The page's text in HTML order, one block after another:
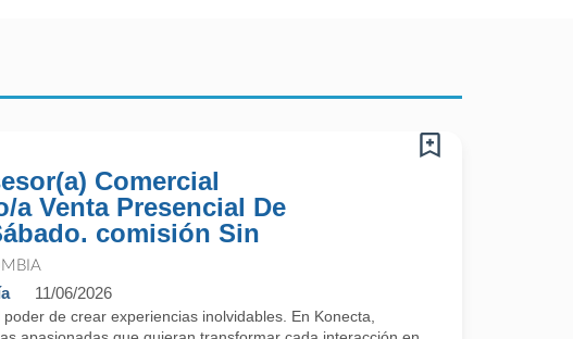
Comercial
a Venta Presencial De
comisión Sin
11/06/2026
de crear experiencias inolvidables. En Konecta,